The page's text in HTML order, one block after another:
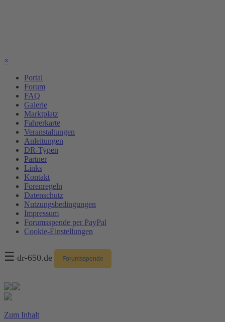
×
Portal
Forum
FAQ
Galerie
Marktplatz
Fahrerkarte
Veranstaltungen
Anleitungen
DR-Typen
Partner
Links
Kontakt
Forenregeln
Datenschutz
Nutzungsbedingungen
Impressum
Forumsspende per PayPal
Cookie-Einstellungen
☰ dr-650.de Forumsspende
Zum Inhalt